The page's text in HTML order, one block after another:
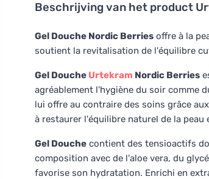
Beschrijving van het product
Gel Douche Nordic Berries offre à la
soutient la revitalisation de l'équilibre
Gel Douche Urtekram Nordic Berries
agréablement l'hygiène du soir comme
lui offre au contraire des soins grâce
à restaurer l'équilibre naturel de la peau
Gel Douche contient des tensioactifs
composition avec de l'aloe vera, du
favorise son hydratation. Enrichi en